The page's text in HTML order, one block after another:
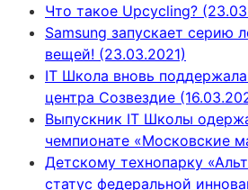
Что такое Upcycling?
Samsung запускает серию
вещей! (23.03.2021)
IT Школа вновь
центра Созвездие
Выпускник IT Школы
чемпионате «Московские
Детскому технопарку
статус федеральной